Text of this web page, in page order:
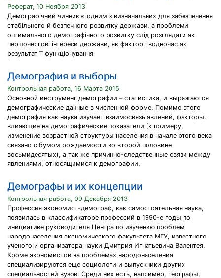
Реферат, 10 Ноября 2013
Демографічний чинник є одним з визначальних для забезпечення
стабільного й безпечного розвитку держави, а проблеми
оптимального демографічного розвитку слід розглядати як
першочергові інтереси держави, як фактор і водночас як
результат її функціонування
Демография и выборы
Контрольная работа, 16 Марта 2015
Основной инструмент демографии – статистика, и выражаются
демографические данные в численной форме. Помимо этого
демография как наука изучает взаимосвязь явлений, факторы,
влияющие на демографические показатели (к примеру,
изменение возрастной структуры населения в начале этого века
связано с бумом рождаемости во второй половине
восьмидесятых), а так же причинно-следственные связи между
явлениями, относящимися к демографии.
Демографы и их концепции
Контрольная работа, 09 Декабря 2013
Профессия экономист-демограф, как самостоятельная наука,
появилась в классификаторе профессий в 1990-е годы по
инициативе руководителя Центра по изучению проблем
народонаселения экономического факультета МГУ, известного
ученого и организатора науки Дмитрия Игнатьевича Валентея.
Кроме экономистов на проблемах народонаселения
специализируются еще социологи и выпускники других
специальностей вузов. Среди них есть, например, географы,